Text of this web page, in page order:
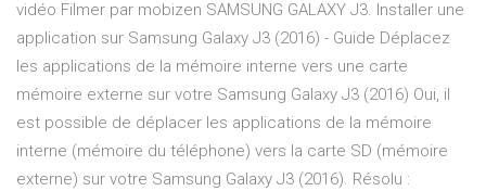
vidéo Filmer par mobizen SAMSUNG GALAXY J3. Installer une
application sur Samsung Galaxy J3 (2016) - Guide Déplacez
les applications de la mémoire interne vers une carte
mémoire externe sur votre Samsung Galaxy J3 (2016) Oui, il
est possible de déplacer les applications de la mémoire
interne (mémoire du téléphone) vers la carte SD (mémoire
externe) sur votre Samsung Galaxy J3 (2016). Résolu :